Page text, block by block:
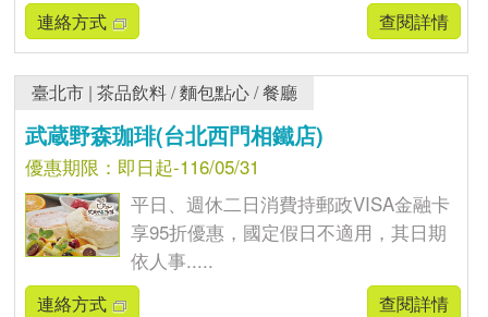
連絡方式 查閱詳情
臺北市 |茶品飲料/麵包點心/餐廳
武蔵野森珈琲(台北西門相鐵店)
優惠期限：即日起-116/05/31
平日、週休二日消費持郵政VISA金融卡
享95折優惠，國定假日不適用，其日期
依人事.....
連絡方式 查閱詳情